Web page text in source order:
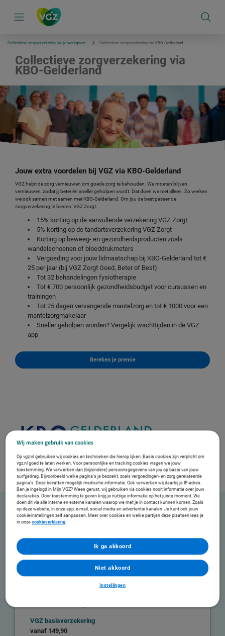
v
Collectieve zorgverzekering via je werkgever Collectieve zorgverzekering via KBO-Gelderland
Collectieve zorgverzekering via
KBO-Gelderland
Jouw extra voordelen bij VGZ via KBO-Gelderland
VGZ helpt de zorg vernieuwen om goede zorg te behouden. We moeten blijven
vernieuwen, zodat jij beter én sneller geholpen wordt. Dat doen we niet alleen. Zo werken
we ook samen met samen met KBO-Gelderland. Om jou de best passende
zorgverzekering te bieden: VGZ Zorgt.
15% korting op de aanvullende verzekering VGZ Zorgt
5% korting op de tandartsverzekering VGZ Zorgt
Korting op beweeg- en gezondheidsproducten zoals
wandelschoenen of bloeddrukmeters
Vergoeding voor jouw lidmaatschap bij KBO-Gelderland tot €
25 per jaar (bij VGZ Zorgt Goed, Beter of Best)
Tot 32 behandelingen fysiotherapie
Tot € 700 persoonlijk gezondheidsbudget voor cursussen en
trainingen
Tot 25 dagen vervangende mantelzorg en tot € 1000 voor een
mantelzorgmakelaar
Sneller geholpen worden? Vergelijk wachttijden in de VGZ
app
Bereken je premie
Stel je zorgverzekering samen
jij van extra collectieve voordelen voor een gezonder leven.
VGZ basisverzekering
vanaf 149,90
Wij maken gebruik van cookies
Op vgz.nl gebruiken wij cookies en technieken die hierop lijken. Basis cookies zijn verplicht om
vgz.nl goed te laten werken. Voor persoonlijke en tracking cookies vragen we jouw
toestemming. We verwerken dan (bijzondere) persoonsgegevens van jou op basis van jouw
surfgedrag. Bijvoorbeeld welke pagina’s je bezoekt, zoals vergoedingen- en zorg gerelateerde
pagina’s. Deze bevatten mogelijk medische informatie. Ook verwerken wij daarbij je IP-adres.
Ben je ingelogd in Mijn VGZ? Wees gerust, wij gebruiken via cookies nooit informatie over jouw
declaraties. Door toestemming te geven krijg je nuttige informatie op het juiste moment. We
doen dit via alle interne en externe kanalen waarop we met je in contact kunnen komen. Zoals
op deze website, in onze app, e-mail, social media en advertentie kanalen. Je kunt ook jouw
cookie-instellingen zelf aanpassen. Meer over cookies en welke partijen deze plaatsen lees je
in onzecookieverklaring.
Instellingen
Niet akkoord
Ik ga akkoord